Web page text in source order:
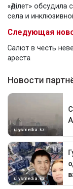
«Әділет»
села и
Следующая
Салют в честь
ареста